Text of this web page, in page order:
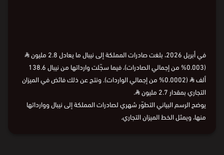
في أبريل 2026، بلغت صادرات المملكة إلى نيبال ما يعادل 2.8 مليون
⃁
(0.003% من إجمالي الصادرات)، فيما سجّلت وارداتها من نيبال 138.6
ألف⃁
(0.0002% من إجمالي الواردات). ونتج عن ذلك فائض في الميزان
التجاري بمقدار 2.7 مليون
⃁
.
يوضح الرسم البياني التطوّر شهري لصادرات المملكة إلى نيبال ووارداتها
منها، ويمثل الخط الميزان التجاري.